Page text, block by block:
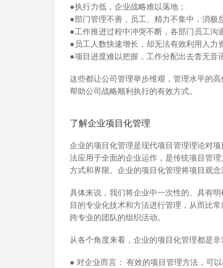
●执行力低，企业战略难以落地；
●部门管理不善，员工、精力不集中，消极
●工作推进过程中冲突不断，各部门员工沟
●员工人数快速增长，却无法有效利用人力
●项目进度难以把握，工作分配出去杳无音
这些都让公司管理举步维艰，管理水平的
帮助公司战略顺利执行的有效方式。
了解企业项目化管理
企业的项目化管理是现代项目管理理论对
法应用于全面的企业运作，是传统项目管
方式和界限。企业的项目化管理将项目观
具体来说，我们将企业中一次性的、具有
目的专业化技术和方法进行管理，从而比
跨专业的团队的组织活动。
从各个角度来看，企业的项目化管理都是
● 对企业而言： 有效的项目管理方法，可